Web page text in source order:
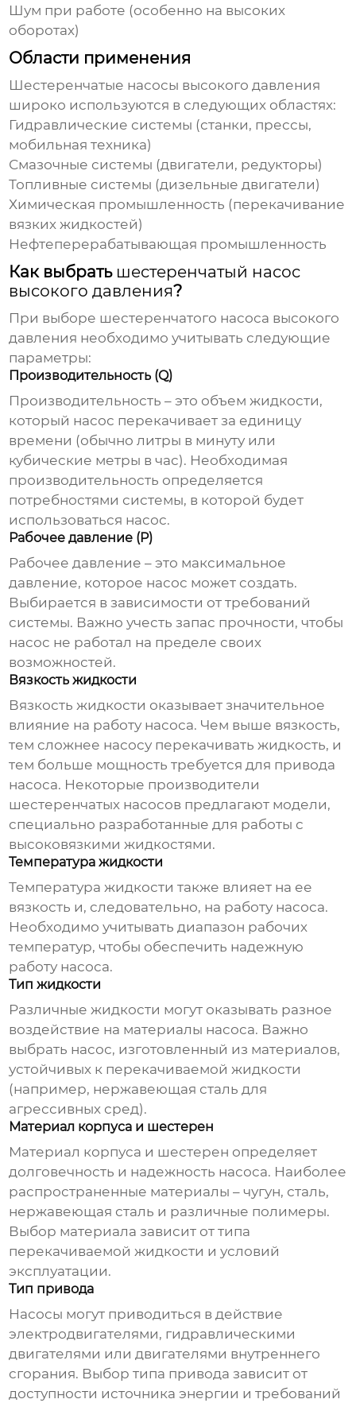
Шум при работе (особенно на высоких
оборотах)
Области применения
Шестеренчатые насосы высокого давления
широко используются в следующих областях:
Гидравлические системы (станки, прессы,
мобильная техника)
Смазочные системы (двигатели, редукторы)
Топливные системы (дизельные двигатели)
Химическая промышленность (перекачивание
вязких жидкостей)
Нефтеперерабатывающая промышленность
Как выбрать шестеренчатый насос
высокого давления?
При выборе шестеренчатого насоса высокого
давления необходимо учитывать следующие
параметры:
Производительность (Q)
Производительность – это объем жидкости,
который насос перекачивает за единицу
времени (обычно литры в минуту или
кубические метры в час). Необходимая
производительность определяется
потребностями системы, в которой будет
использоваться насос.
Рабочее давление (P)
Рабочее давление – это максимальное
давление, которое насос может создать.
Выбирается в зависимости от требований
системы. Важно учесть запас прочности, чтобы
насос не работал на пределе своих
возможностей.
Вязкость жидкости
Вязкость жидкости оказывает значительное
влияние на работу насоса. Чем выше вязкость,
тем сложнее насосу перекачивать жидкость, и
тем больше мощность требуется для привода
насоса. Некоторые производители
шестеренчатых насосов предлагают модели,
специально разработанные для работы с
высоковязкими жидкостями.
Температура жидкости
Температура жидкости также влияет на ее
вязкость и, следовательно, на работу насоса.
Необходимо учитывать диапазон рабочих
температур, чтобы обеспечить надежную
работу насоса.
Тип жидкости
Различные жидкости могут оказывать разное
воздействие на материалы насоса. Важно
выбрать насос, изготовленный из материалов,
устойчивых к перекачиваемой жидкости
(например, нержавеющая сталь для
агрессивных сред).
Материал корпуса и шестерен
Материал корпуса и шестерен определяет
долговечность и надежность насоса. Наиболее
распространенные материалы – чугун, сталь,
нержавеющая сталь и различные полимеры.
Выбор материала зависит от типа
перекачиваемой жидкости и условий
эксплуатации.
Тип привода
Насосы могут приводиться в действие
электродвигателями, гидравлическими
двигателями или двигателями внутреннего
сгорания. Выбор типа привода зависит от
доступности источника энергии и требований